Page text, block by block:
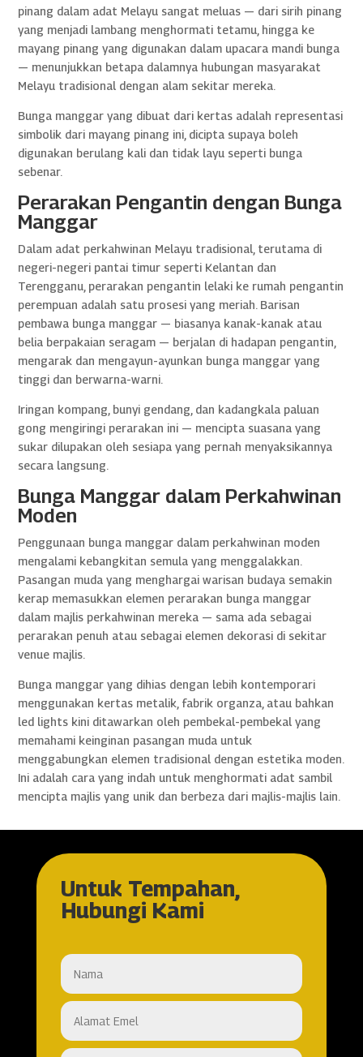
pinang dalam adat Melayu sangat meluas — dari sirih pinang
yang menjadi lambang menghormati tetamu, hingga ke
mayang pinang yang digunakan dalam upacara mandi bunga
— menunjukkan betapa dalamnya hubungan masyarakat
Melayu tradisional dengan alam sekitar mereka.
Bunga manggar yang dibuat dari kertas adalah representasi
simbolik dari mayang pinang ini, dicipta supaya boleh
digunakan berulang kali dan tidak layu seperti bunga
sebenar.
Perarakan Pengantin dengan Bunga
Manggar
Dalam adat perkahwinan Melayu tradisional, terutama di
negeri-negeri pantai timur seperti Kelantan dan
Terengganu, perarakan pengantin lelaki ke rumah pengantin
perempuan adalah satu prosesi yang meriah. Barisan
pembawa bunga manggar — biasanya kanak-kanak atau
belia berpakaian seragam — berjalan di hadapan pengantin,
mengarak dan mengayun-ayunkan bunga manggar yang
tinggi dan berwarna-warni.
Iringan kompang, bunyi gendang, dan kadangkala paluan
gong mengiringi perarakan ini — mencipta suasana yang
sukar dilupakan oleh sesiapa yang pernah menyaksikannya
secara langsung.
Bunga Manggar dalam Perkahwinan
Moden
Penggunaan bunga manggar dalam perkahwinan moden
mengalami kebangkitan semula yang menggalakkan.
Pasangan muda yang menghargai warisan budaya semakin
kerap memasukkan elemen perarakan bunga manggar
dalam majlis perkahwinan mereka — sama ada sebagai
perarakan penuh atau sebagai elemen dekorasi di sekitar
venue majlis.
Bunga manggar yang dihias dengan lebih kontemporari
menggunakan kertas metalik, fabrik organza, atau bahkan
led lights kini ditawarkan oleh pembekal-pembekal yang
memahami keinginan pasangan muda untuk
menggabungkan elemen tradisional dengan estetika moden.
Ini adalah cara yang indah untuk menghormati adat sambil
mencipta majlis yang unik dan berbeza dari majlis-majlis lain.
Untuk Tempahan,
Hubungi Kami